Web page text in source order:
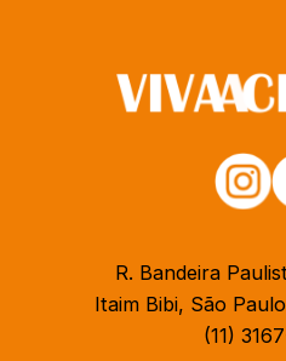
R. Bandeira
Itaim Bibi, São
(11)